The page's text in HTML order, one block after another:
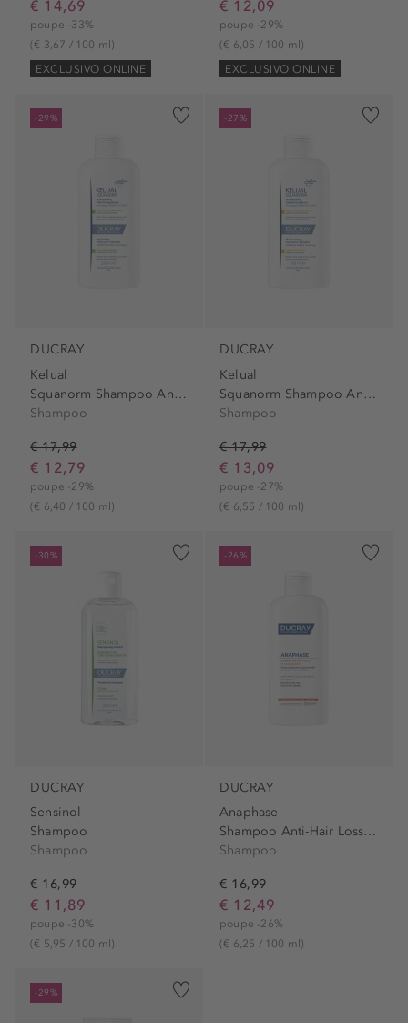
€ 14,69
poupe -33%
(€ 3,67 / 100 ml)
EXCLUSIVO ONLINE
€ 12,09
poupe -29%
(€ 6,05 / 100 ml)
EXCLUSIVO ONLINE
-29%
DUCRAY
Kelual
Squanorm Shampoo Anti-Caspa...
Shampoo
€ 17,99
€ 12,79
poupe -29%
(€ 6,40 / 100 ml)
-27%
DUCRAY
Kelual
Squanorm Shampoo Anti-Caspa...
Shampoo
€ 17,99
€ 13,09
poupe -27%
(€ 6,55 / 100 ml)
-30%
DUCRAY
Sensinol
Shampoo
Shampoo
€ 16,99
€ 11,89
poupe -30%
(€ 5,95 / 100 ml)
-26%
DUCRAY
Anaphase
Shampoo Anti-Hair Loss Growth
Shampoo
€ 16,99
€ 12,49
poupe -26%
(€ 6,25 / 100 ml)
-29%